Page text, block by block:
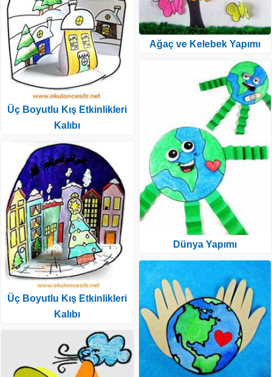
Üç Boyutlu Kış Etkinlikleri
Kalıbı
Üç Boyutlu Kış Etkinlikleri
Kalıbı
Ağaç ve Kelebek Yapımı
Dünya Yapımı